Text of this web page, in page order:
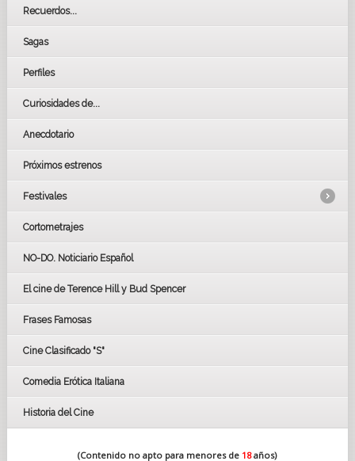
Recuerdos...
Sagas
Perfiles
Curiosidades de...
Anecdotario
Próximos estrenos
Festivales
LOS OSCARS
GOYAS
BAFTA
Cortometrajes
NO-DO. Noticiario Español
El cine de Terence Hill y Bud Spencer
Frases Famosas
Cine Clasificado "S"
Comedia Erótica Italiana
Historia del Cine
(Contenido no apto para menores de 18años)